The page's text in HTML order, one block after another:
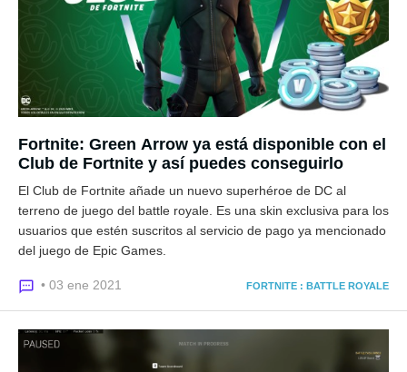
Fortnite: Green Arrow ya está disponible con el
Club de Fortnite y así puedes conseguirlo
El Club de Fortnite añade un nuevo superhéroe de DC al
terreno de juego del battle royale. Es una skin exclusiva para los
usuarios que estén suscritos al servicio de pago ya mencionado
del juego de Epic Games.
• 03 ene 2021 FORTNITE : BATTLE ROYALE